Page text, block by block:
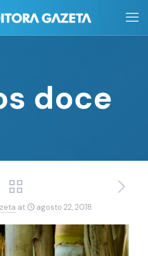
doce
at agosto 22, 2018